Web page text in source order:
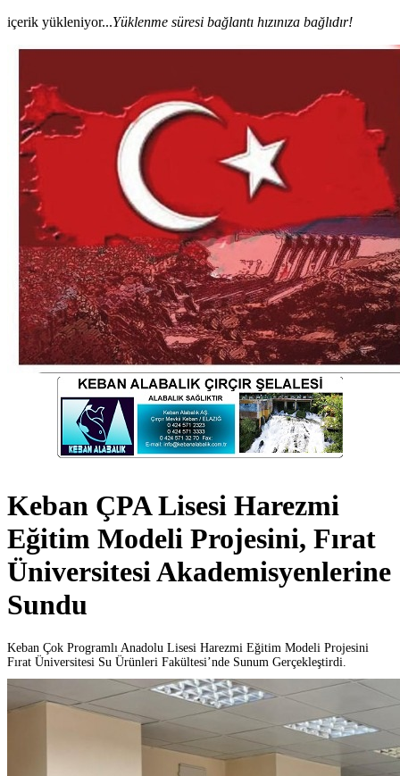
içerik yükleniyor...Yüklenme süresi bağlantı hızınıza bağlıdır!
Keban ÇPA Lisesi Harezmi
Eğitim Modeli Projesini, Fırat
Üniversitesi Akademisyenlerine
Sundu
Keban Çok Programlı Anadolu Lisesi Harezmi Eğitim Modeli Projesini
Fırat Üniversitesi Su Ürünleri Fakültesi’nde Sunum Gerçekleştirdi.